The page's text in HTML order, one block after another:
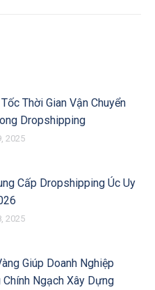
Thời Gian Vận Chuyển
Dropshipping
2025
Cấp Dropshipping Úc Uy
2025
Giúp Doanh Nghiệp
Chính Ngạch Xây Dựng